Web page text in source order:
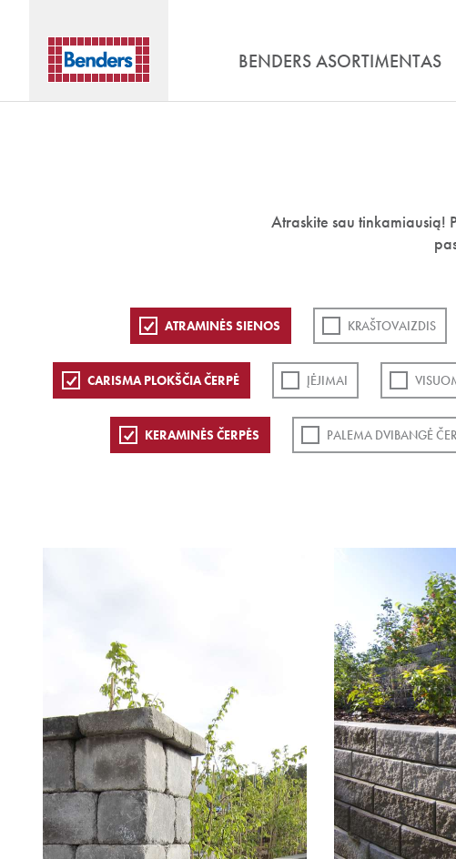
BENDERS ASORTIMENTAS
Atraskite sau tinkamiausią!
ATRAMINĖS SIENOS KRAŠTOVAIZDIS
CARISMA PLOKŠČIA ČERPĖ ĮĖJIMAI
KERAMINĖS ČERPĖS PALEMA DVIBANGĖ